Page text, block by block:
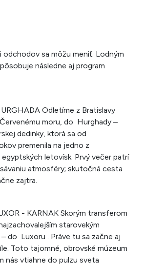
odchodov sa môžu meniť. Lodným
následne aj program
Odletíme z Bratislavy
moru, do Hurghady –
dedinky, ktorá sa od
premenila na jedno z
letovísk. Prvý večer patrí
atmosféry; skutočná cesta
zajtra.
- KARNAK Skorým transferom
starovekým
do Luxoru . Práve tu sa začne aj
Toto tajomné, obrovské múzeum
nás vtiahne do pulzu sveta